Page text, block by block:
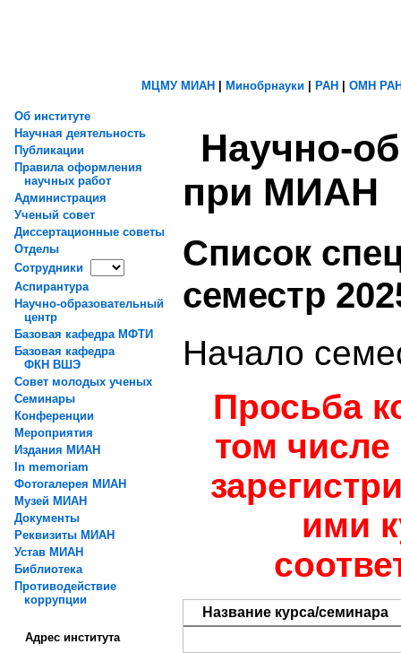
МЦМУ МИАН Минобрнауки РАН ОМН
Об институте
Научная деятельность
Публикации
Правила оформления
научных работ
Администрация
Ученый совет
Диссертационные советы
Отделы
Сотрудники
Аспирантура
Научно-образовательный
центр
Базовая кафедра МФТИ
Базовая кафедра
ФКН ВШЭ
Совет молодых ученых
Семинары
Конференции
Мероприятия
Издания МИАН
In memoriam
Фотогалерея МИАН
Музей МИАН
Документы
Реквизиты МИАН
Устав МИАН
Библиотека
Противодействие
коррупции
Адрес института
Научно-
при МИАН
Список
семестр
Начало
Просьба
том
ими
Название курса/семинара